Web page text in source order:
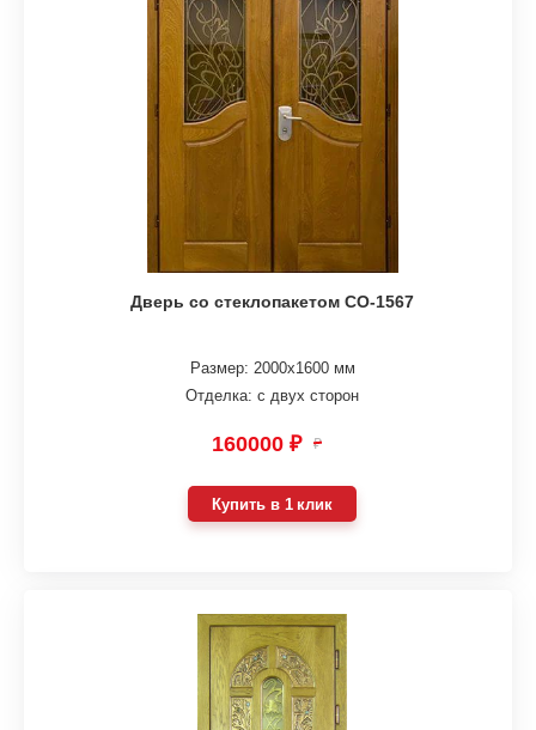
Дверь со стеклопакетом СО-1567
Размер: 2000х1600 мм
Отделка: с двух сторон
160000 ₽ ₽
Купить в 1 клик